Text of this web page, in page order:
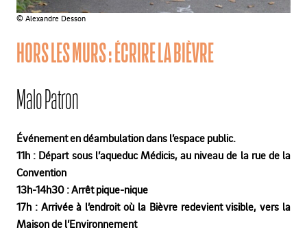
© Alexandre Desson
HORS LES MURS : ÉCRIRE LA BIÈVRE
Malo Patron
Événement en déambulation dans l’espace public.
11h : Départ sous l’aqueduc Médicis, au niveau de la rue de la
Convention
13h-14h30 :Arrêt pique-nique
17h : Arrivéeà l’endroit où la Bièvre redevient visible, vers la
Maison de l’Environnement